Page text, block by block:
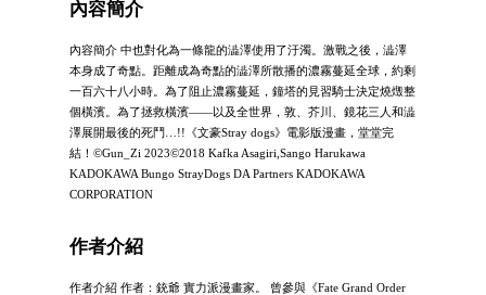
內容簡介
內容簡介 中也對化為一條龍的澁澤使用了汙濁。激戰之後，澁澤
本身成了奇點。距離成為奇點的澁澤所散播的濃霧蔓延全球，約剩
一百六十八小時。為了阻止濃霧蔓延，鐘塔的見習騎士決定燒燬整
個橫濱。為了拯救橫濱――以及全世界，敦、芥川、鏡花三人和澁
澤展開最後的死鬥…!!《文豪Stray dogs》電影版漫畫，堂堂完
結！©Gun_Zi 2023©2018 Kafka Asagiri,Sango Harukawa
KADOKAWA Bungo StrayDogs DA Partners KADOKAWA
CORPORATION
作者介紹
作者介紹 作者：銃爺 實力派漫畫家。 曾參與《Fate Grand Order